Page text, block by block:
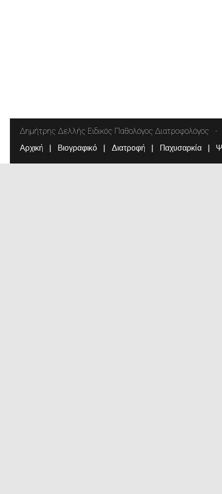
Δημήτρης Δελλής Ειδικός Παθολόγος Διατροφολόγος
Αρχική Βιογραφικό Διατροφή Παχυσαρκία